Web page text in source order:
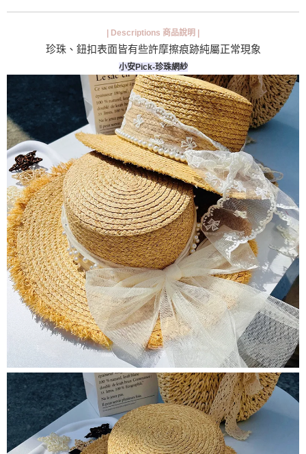
| Descriptions 商品說明 |
珍珠、鈕扣表面皆有些許摩擦痕跡純屬正常現象
小安Pick-珍珠網紗